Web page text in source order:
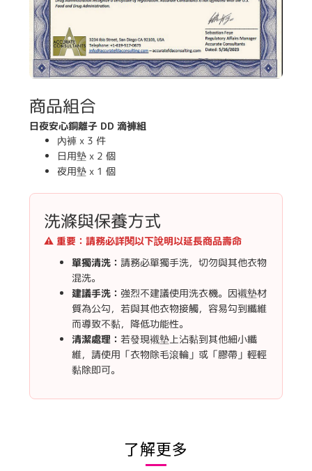
商品組合
日夜安心銅離子 DD 滴褲組
內褲 x 3 件
日用墊 x 2 個
夜用墊 x 1 個
洗滌與保養方式
⚠️ 重要：請務必詳閱以下說明以延長商品壽命
單獨清洗： 請務必單獨手洗，切勿與其他衣物
混洗。
建議手洗： 強烈不建議使用洗衣機。因襯墊材
質為公勾，若與其他衣物接觸，容易勾到纖維
而導致不黏，降低功能性。
清潔處理： 若發現襯墊上沾黏到其他細小纖
維，請使用「衣物除毛滾輪」或「膠帶」輕輕
黏除即可。
了解更多